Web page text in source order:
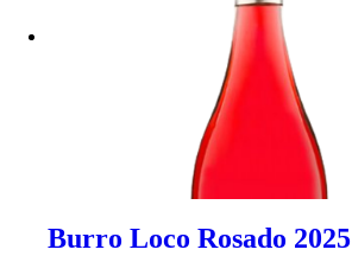
Burro Loco Rosado 2025